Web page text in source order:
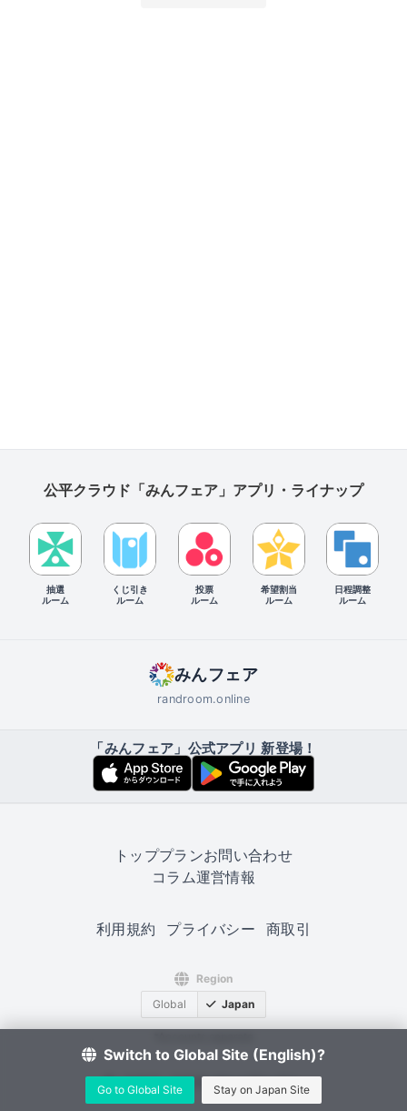
公平クラウド「みんフェア」アプリ・ライナップ
抽選
ルーム
くじ引き
ルーム
投票
ルーム
希望割当
ルーム
日程調整
ルーム
みんフェア
randroom.online
「みんフェア」公式アプリ 新登場！
トッププランお問い合わせ
コラム運営情報
利用規約 プライバシー 商取引
Region
Global
Japan
© 2022–2026 MoaiStudio.
Switch to Global Site (English)?
Go to Global Site Stay on Japan Site